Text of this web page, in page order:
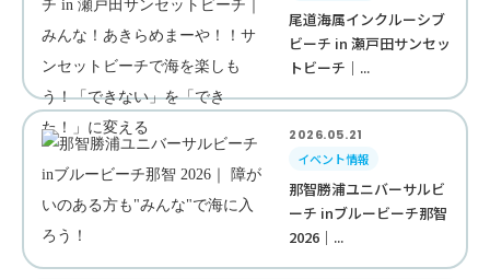
尾道海属インクルーシブ
ビーチ in 瀬戸田サンセッ
トビーチ｜...
2026.05.21
イベント情報
那智勝浦ユニバーサルビ
ーチ inブルービーチ那智
2026｜...